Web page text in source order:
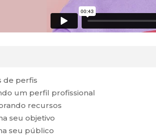
de perfis
um perfil profissional
recursos
seu objetivo
seu público